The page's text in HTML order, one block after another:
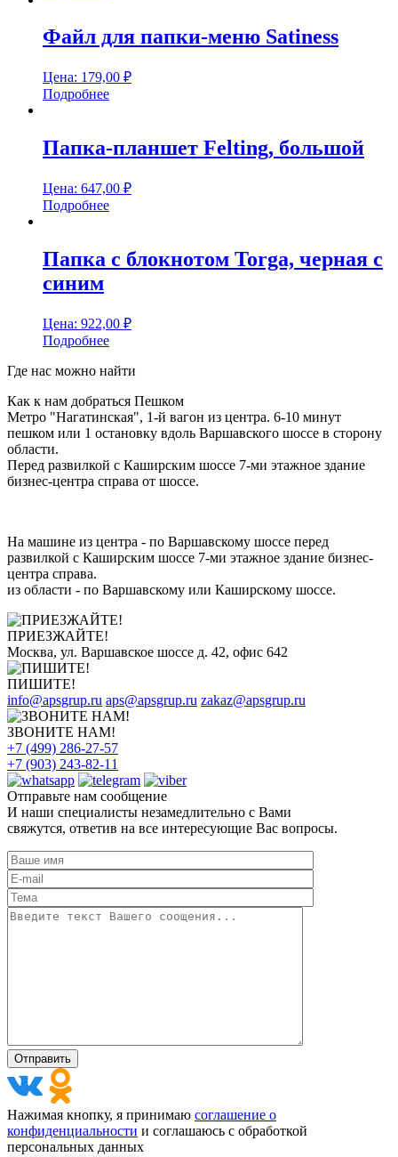
Файл для папки-меню Satiness
Цена: 179,00 ₽
Подробнее
Папка-планшет Felting, большой
Цена: 647,00 ₽
Подробнее
Папка с блокнотом Torga, черная с
синим
Цена: 922,00 ₽
Подробнее
Где нас можно найти
Как к нам добраться Пешком
Метро "Нагатинская", 1-й вагон из центра. 6-10 минут
пешком или 1 остановку вдоль Варшавского шоссе в сторону
области.
Перед развилкой с Каширским шоссе 7-ми этажное здание
бизнес-центра справа от шоссе.
На машине из центра - по Варшавскому шоссе перед
развилкой с Каширским шоссе 7-ми этажное здание бизнес-
центра справа.
из области - по Варшавскому или Каширскому шоссе.
ПРИЕЗЖАЙТЕ!
Москва, ул. Варшавское шоссе д. 42, офис 642
ПИШИТЕ!
info@apsgrup.ru aps@apsgrup.ru zakaz@apsgrup.ru
ЗВОНИТЕ НАМ!
+7 (499) 286-27-57
+7 (903) 243-82-11
Отправьте нам сообщение
И наши специалисты незамедлительно с Вами
свяжутся, ответив на все интересующие Вас вопросы.
Нажимая кнопку, я принимаю соглашение о
конфиденциальности и соглашаюсь с обработкой
персональных данных